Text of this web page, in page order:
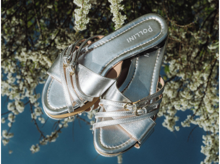
Blending sass and class, the Echos mule in silver is...